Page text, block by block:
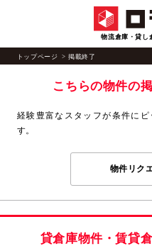
物流倉庫・貸し
トップページ 掲載終了
こちらの物件の
経験豊富なスタッフが条件に
す。
物件リク
貸倉庫物件・賃貸